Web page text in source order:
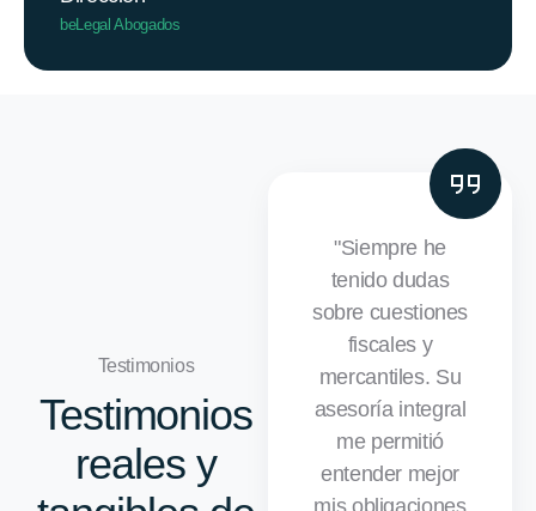
beLegal Abogados
Testimonios
Testimonios
reales y
"Siempre he
tenido dudas
sobre cuestiones
fiscales y
mercantiles. Su
asesoría integral
me permitió
entender mejor
mis obligaciones